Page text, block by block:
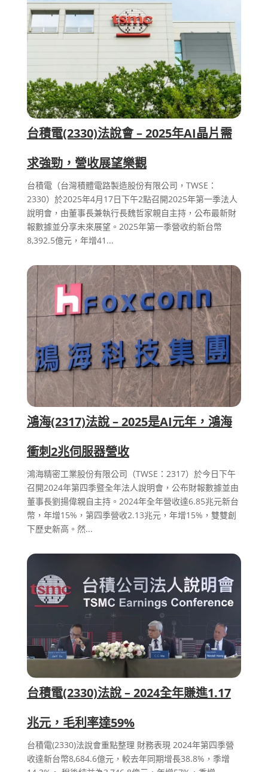
台積電(2330)法說會 – 2025年AI晶片需
求強勁，營收展望樂觀
台積電（台灣積體電路製造股份有限公司，TWSE：
2330）於2025年4月17日下午2點召開2025年第一季法人
說明會，由董事長兼執行長魏哲家親自主持，公布最新財
報數據並分享未來展望。2025年第一季營收約新台幣
8,392.5億元，年增41...
鴻海(2317)法說 – 2025是AI元年，鴻海
衝刺2兆伺服器營收
鴻海精密工業股份有限公司（TWSE：2317）於今日下午
召開2024年第四季暨全年法人說明會，公布財報數據並由
董事長劉揚偉親自主持。2024年全年營收達6.85兆元新台
幣，年增15%，第四季營收2.13兆元，年增15%，雙雙創
下歷史新高。然...
台積電(2330)法說 – 2024全年賺進1.17
兆元，毛利率達59%
台積電(2330)法說會重點整理 財務表現 2024年第四季營
收達新台幣8,684.6億元，較去年同期增長38.8%，季增